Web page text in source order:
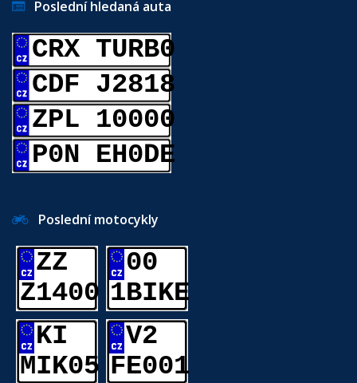
Poslední hledaná auta
CRX TURB0
CDF J2818
ZPL 10000
P0N EH0DE
Poslední motocykly
ZZ
Z1400
00
1BIKE
KI
MIK05
V2
FE001